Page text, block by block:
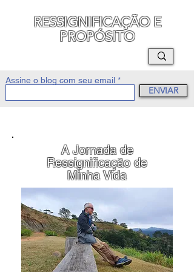
RESSIGNIFICAÇÃO E
PROPÓSITO
Assine o blog com seu email
ENVIAR
A Jornada de
Ressignificação de
Minha Vida